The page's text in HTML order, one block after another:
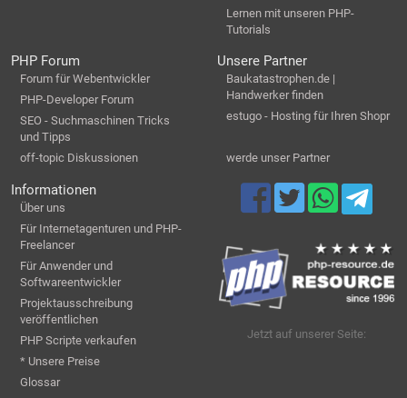
Lernen mit unseren PHP-
Tutorials
PHP Forum
Forum für Webentwickler
PHP-Developer Forum
SEO - Suchmaschinen Tricks
und Tipps
off-topic Diskussionen
Unsere Partner
Baukatastrophen.de |
Handwerker finden
estugo - Hosting für Ihren Shopr
werde unser Partner
Informationen
Über uns
Für Internetagenturen und PHP-
Freelancer
Für Anwender und
Softwareentwickler
Projektausschreibung
veröffentlichen
PHP Scripte verkaufen
* Unsere Preise
Glossar
Jetzt auf unserer Seite: